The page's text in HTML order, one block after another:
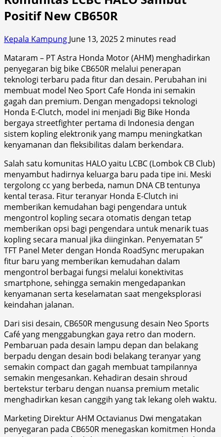
Positif New CB650R
Kepala Kampung June 13, 20252 minutes read
Mataram – PT Astra Honda Motor (AHM) menghadirkan
penyegaran big bike CB650R melalui penerapan
teknologi terbaru pada fitur dan desain. Perubahan ini
membuat model Neo Sport Cafe Honda ini semakin
gagah dan premium. Dengan mengadopsi teknologi
Honda E-Clutch, model ini menjadi Big Bike Honda
bergaya streetfighter pertama di Indonesia dengan
sistem kopling elektronik yang mampu meningkatkan
kenyamanan dan fleksibilitas dalam berkendara.
Salah satu komunitas HALO yaitu LCBC (Lombok CB Club)
menyambut hadirnya keluarga baru pada tipe ini. Meski
tergolong cc yang berbeda, namun DNA CB tentunya
kental terasa. Fitur teranyar Honda E-Clutch ini
memberikan kemudahan bagi pengendara untuk
mengontrol kopling secara otomatis dengan tetap
memberikan opsi bagi pengendara untuk menarik tuas
kopling secara manual jika diinginkan. Penyematan 5”
TFT Panel Meter dengan Honda RoadSync merupakan
fitur baru yang memberikan kemudahan dalam
mengontrol berbagai fungsi melalui konektivitas
smartphone, sehingga semakin mengedapankan
kenyamanan serta keselamatan saat mengeksplorasi
keindahan jalanan.
Dari sisi desain, CB650R mengusung desain Neo Sports
Café yang menggabungkan gaya retro dan modern.
Pembaruan pada desain lampu depan dan belakang
berpadu dengan desain bodi belakang teranyar yang
semakin compact dan gagah membuat tampilannya
semakin mengesankan. Kehadiran desain shroud
bertekstur terbaru dengan nuansa premium metalic
menghadirkan kesan canggih yang tak lekang oleh waktu.
Marketing Direktur AHM Octavianus Dwi mengatakan
penyegaran pada CB650R menegaskan komitmen Honda